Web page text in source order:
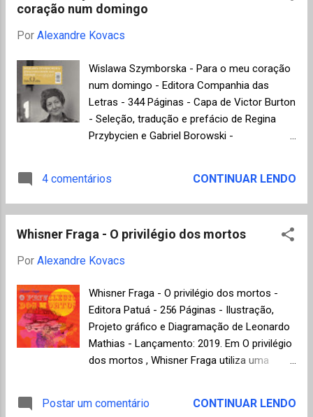
espanta o que é racional, quando
com o prêmio em dinheiro no valor bruto de
R$ 100 mil. Fico feliz de ter resenhado aqui
alguns dos finalistas, todos excelentes livros
(sigam os links para as resenhas completas)
na categoria de Romance Literário: Carta à
rainha louca de Maria Valéria Rezende ,
Essa gente de Chico Buarque , Marrom e
Urubus de Carla Bessa ; na categoria de
coração num domingo
Por Alexandre Kovacs
Wislawa Szymborska - Para o meu coração
num domingo - Editora Companhia das
Letras - 344 Páginas - Capa de Victor Burton
- Seleção, tradução e prefácio de Regina
Przybycien e Gabriel Borowski -
2012), prêmio Nobel de Literatura de 1996,
publicada pela Editora Companhia das Letras
público de Poemas (2011) e Um amor feliz
Sim, porque há quem não entenda a
necessidade de poemas no mundo, mas
isso antes de conhecer essa simpática
bruxa polonesa que encanta a todos ao
resumir com seus versos a essência de
própria morte. Entre o riso e a lágrima ela
4 comentários CONTINUAR LENDO
Whisner Fraga - O privilégio dos mortos
Por Alexandre Kovacs
Whisner Fraga - O privilégio dos mortos -
Editora Patuá - 256 Páginas - Ilustração,
Projeto gráfico e Diagramação de Leonardo
Mathias - Lançamento: 2019. Em O privilégio
dos mortos , Whisner Fraga utiliza uma
protagonista que lida com suas próprias
Postar um comentário CONTINUAR LENDO